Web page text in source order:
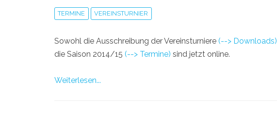
TERMINE VEREINSTURNIER
Sowohl die Ausschreibung der Vereinsturniere (--> Downloads)
die Saison 2014/15 (--> Termine) sind jetzt online.
Weiterlesen...